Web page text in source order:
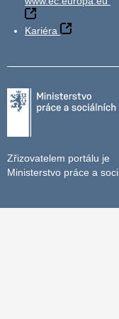
Kariéra
Zřizovatelem portálu je
Ministerstvo práce a